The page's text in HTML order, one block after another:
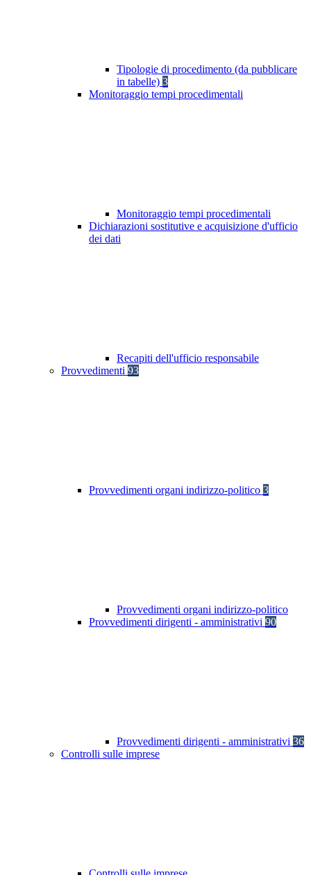
Tipologie di procedimento (da pubblicare
in tabelle) 3
Monitoraggio tempi procedimentali
Monitoraggio tempi procedimentali
Dichiarazioni sostitutive e acquisizione d'ufficio
dei dati
Recapiti dell'ufficio responsabile
Provvedimenti 93
Provvedimenti organi indirizzo-politico 3
Provvedimenti organi indirizzo-politico
Provvedimenti dirigenti - amministrativi 90
Provvedimenti dirigenti - amministrativi 36
Controlli sulle imprese